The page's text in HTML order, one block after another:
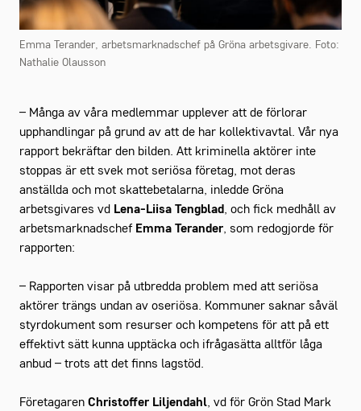
Emma Terander, arbetsmarknadschef på Gröna arbetsgivare. Foto:
Nathalie Olausson
– Många av våra medlemmar upplever att de förlorar
upphandlingar på grund av att de har kollektivavtal. Vår nya
rapport bekräftar den bilden. Att kriminella aktörer inte
stoppas är ett svek mot seriösa företag, mot deras
anställda och mot skattebetalarna, inledde Gröna
arbetsgivares vd Lena-Liisa Tengblad, och fick medhåll av
arbetsmarknadschef Emma Terander, som redogjorde för
rapporten:
– Rapporten visar på utbredda problem med att seriösa
aktörer trängs undan av oseriösa. Kommuner saknar såväl
styrdokument som resurser och kompetens för att på ett
effektivt sätt kunna upptäcka och ifrågasätta alltför låga
anbud – trots att det finns lagstöd.
Företagaren Christoffer Liljendahl, vd för Grön Stad Mark